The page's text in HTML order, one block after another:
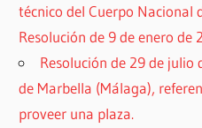
técnico del Cuerpo Nacional
Resolución de 9 de enero de
Resolución de 29 de
de Marbella (Málaga),
proveer una plaza.